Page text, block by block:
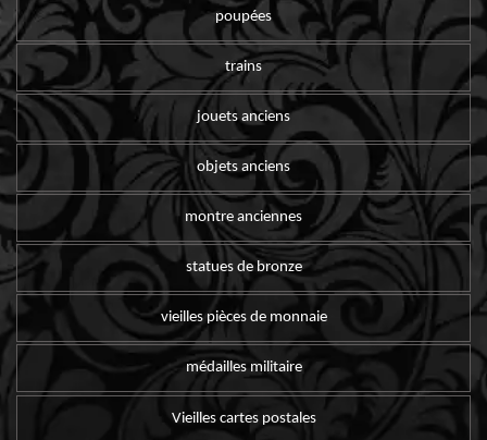
poupées
trains
jouets anciens
objets anciens
montre anciennes
statues de bronze
vieilles pièces de monnaie
médailles militaire
Vieilles cartes postales